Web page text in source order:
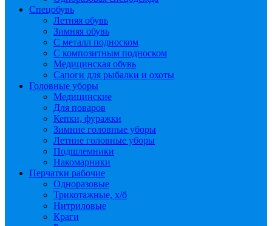
Спецобувь
Летняя обувь
Зимняя обувь
С металл подноском
С композитным подноском
Медицинская обувь
Сапоги для рыбалки и охоты
Головные уборы
Медицинские
Для поваров
Кепки, фуражки
Зимние головные уборы
Летние головные уборы
Подшлемники
Накомарники
Перчатки рабочие
Одноразовые
Трикотажные, х/б
Нитриловые
Краги